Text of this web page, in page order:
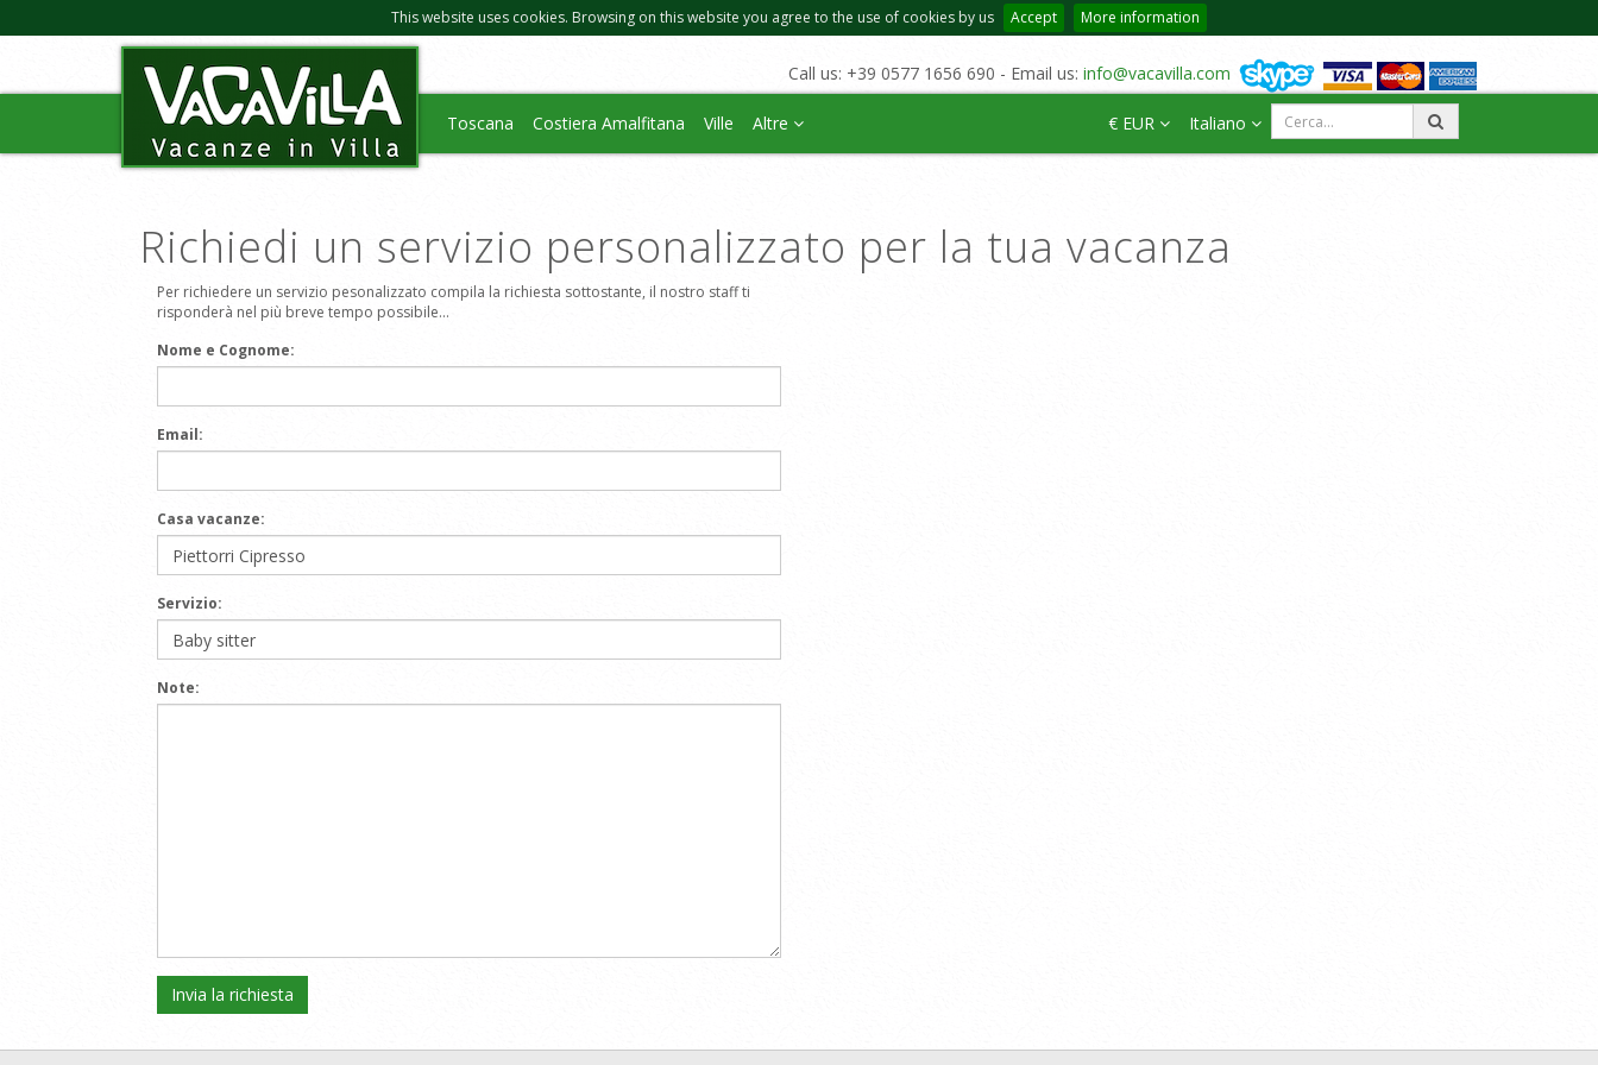
This website uses cookies. Browsing on this website you agree to the use of cookies by us Accept More information
Call us: +39 0577 1656 690 - Email us: info@vacavilla.com
Toscana Costiera Amalfitana Ville Altre € EUR Italiano
Richiedi un servizio personalizzato per la tua vacanza
Per richiedere un servizio pesonalizzato compila la richiesta sottostante, il nostro staff ti
risponderà nel più breve tempo possibile...
Nome e Cognome:
Email:
Casa vacanze:
Servizio:
Note: